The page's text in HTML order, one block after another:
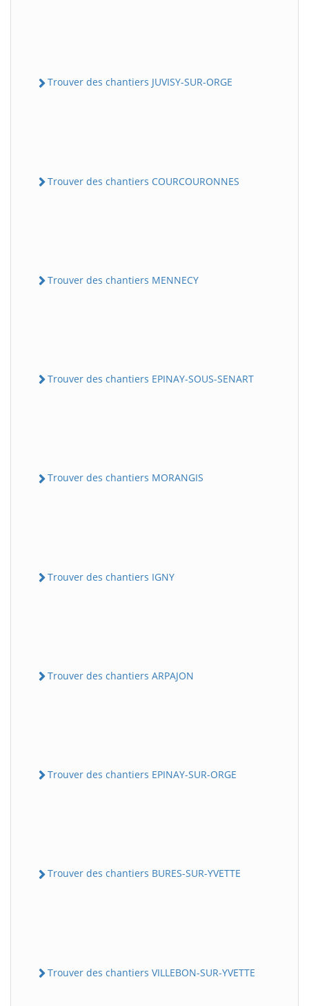
Trouver des chantiers JUVISY-SUR-ORGE
Trouver des chantiers COURCOURONNES
Trouver des chantiers MENNECY
Trouver des chantiers EPINAY-SOUS-SENART
Trouver des chantiers MORANGIS
Trouver des chantiers IGNY
Trouver des chantiers ARPAJON
Trouver des chantiers EPINAY-SUR-ORGE
Trouver des chantiers BURES-SUR-YVETTE
Trouver des chantiers VILLEBON-SUR-YVETTE